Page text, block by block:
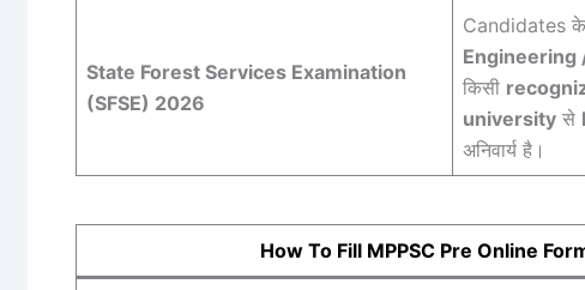
State Forest Services Examination
(SFSE) 2026
Candidates
Engineering
किसी
university से
अनिवार्य है।
How To Fill MPPSC Pre Online